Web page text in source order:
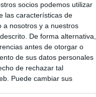
socios podemos utilizar
las características de
a nosotros y a nuestros
De forma alternativa,
antes de otorgar o
de sus datos personales
de rechazar tal
Puede cambiar sus